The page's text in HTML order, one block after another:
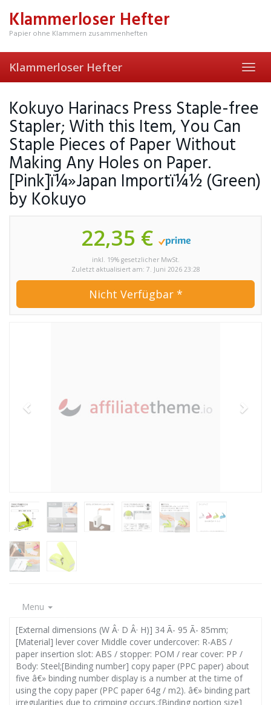
mainKlammerloser Hefter
Papier ohne Klammern zusammenheften
Klammerloser Hefter
Kokuyo Harinacs Press Staple-free
Stapler; With this Item, You Can
Staple Pieces of Paper Without
Making Any Holes on Paper.
[Pink]ï¼»Japan Importï¼½ (Green)
by Kokuyo
22,35 €
inkl. 19% gesetzlicher MwSt.
Zuletzt aktualisiert am: 7. Juni 2026 23:28
Nicht Verfügbar *
Menu
[External dimensions (W Â· D Â· H)] 34 Ã- 95 Ã- 85mm;
[Material] lever cover Middle cover undercover: R-ABS /
paper insertion slot: ABS / stopper: POM / rear cover: PP /
Body: Steel;[Binding number] copy paper (PPC paper) about
five â€» binding number display is a number at the time of
using the copy paper (PPC paper 64g / m2). â€» binding part
irregularities due to crimping occurs.;[Binding portion size]